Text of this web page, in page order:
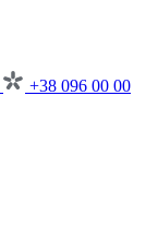
+38 096 00 00